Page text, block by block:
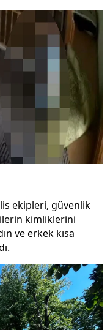
ekipleri, güvenlik
kimliklerini
ve erkek kısa